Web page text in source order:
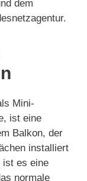
dem
Mini-
ist eine
Balkon, der
installiert
ist es eine
normale